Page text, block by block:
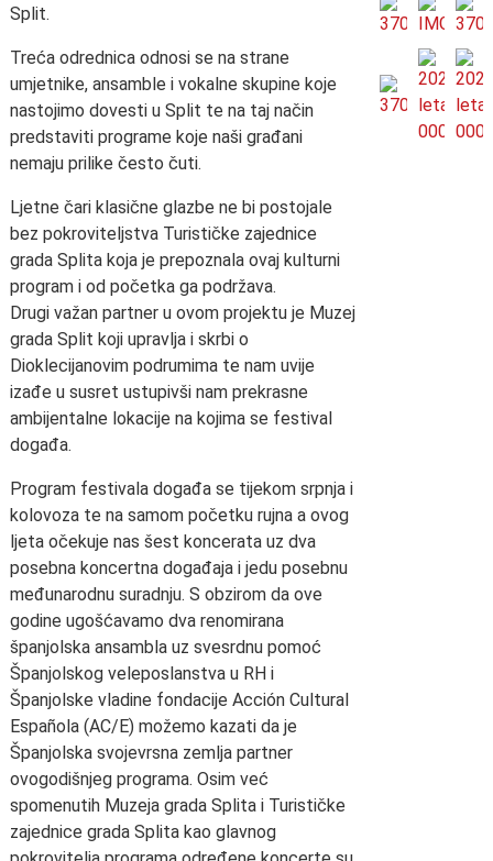
Split.
Treća odrednica odnosi se na strane
umjetnike, ansamble i vokalne skupine koje
nastojimo dovesti u Split te na taj način
predstaviti programe koje naši građani
nemaju prilike često čuti.
Ljetne čari klasične glazbe ne bi postojale
bez pokroviteljstva Turističke zajednice
grada Splita koja je prepoznala ovaj kulturni
program i od početka ga podržava.
Drugi važan partner u ovom projektu je Muzej
grada Split koji upravlja i skrbi o
Dioklecijanovim podrumima te nam uvije
izađe u susret ustupivši nam prekrasne
ambijentalne lokacije na kojima se festival
događa.
Program festivala događa se tijekom srpnja i
kolovoza te na samom početku rujna a ovog
ljeta očekuje nas šest koncerata uz dva
posebna koncertna događaja i jedu posebnu
međunarodnu suradnju. S obzirom da ove
godine ugošćavamo dva renomirana
španjolska ansambla uz svesrdnu pomoć
Španjolskog veleposlanstva u RH i
Španjolske vladine fondacije Acción Cultural
Española (AC/E) možemo kazati da je
Španjolska svojevrsna zemlja partner
ovogodišnjeg programa. Osim već
spomenutih Muzeja grada Splita i Turističke
zajednice grada Splita kao glavnog